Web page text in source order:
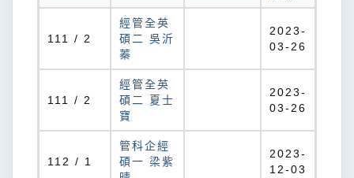
111 / 2
經管全英
碩二 吳沂
蓁
2023-
03-26
111 / 2
經管全英
碩二 夏士
寶
2023-
03-26
112 / 1
管科企經
碩一 梁紫
2023-
12-03